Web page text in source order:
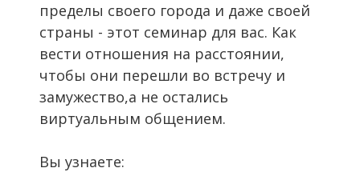
пределы своего города и даже своей
страны - этот семинар для вас. Как
вести отношения на расстоянии,
чтобы они перешли во встречу и
замужество,а не остались
виртуальным общением.
Вы узнаете: